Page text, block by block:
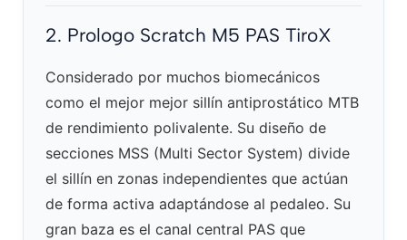
2. Prologo Scratch M5 PAS TiroX
Considerado por muchos biomecánicos
como el mejor mejor sillín antiprostático MTB
de rendimiento polivalente. Su diseño de
secciones MSS (Multi Sector System) divide
el sillín en zonas independientes que actúan
de forma activa adaptándose al pedaleo. Su
gran baza es el canal central PAS que